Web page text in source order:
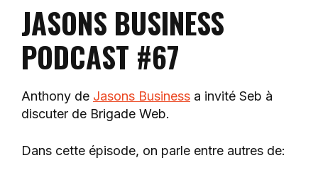
JASONS BUSINESS
PODCAST #67
Anthony de Jasons Business a invité Seb à
discuter de Brigade Web.
Dans cette épisode, on parle entre autres de: